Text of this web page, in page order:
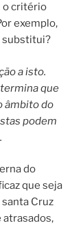
o critério
exemplo,
substitui?
a isto.
que
âmbito do
podem
do
que seja
Cruz